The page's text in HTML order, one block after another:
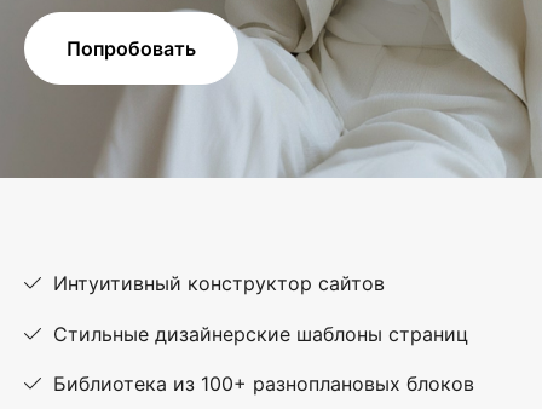
Попробовать
Интуитивный конструктор сайтов
Стильные дизайнерские шаблоны страниц
Библиотека из 100+ разноплановых блоков